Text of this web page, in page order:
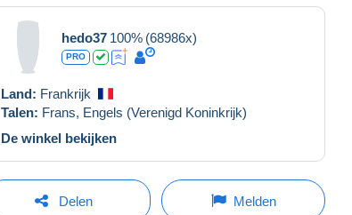
hedo37 100% (68986x)
PRO
Land: Frankrijk
Talen: Frans, Engels (Verenigd Koninkrijk)
De winkel bekijken
Delen Melden